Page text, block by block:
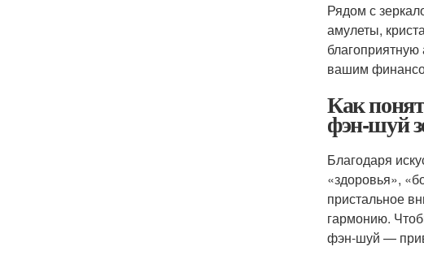
Рядом с
амулеты,
вашим
Как
фэн-шуй
Благодаря
«здоровья»,
пристальное
гармонию.
фэн-шуй —